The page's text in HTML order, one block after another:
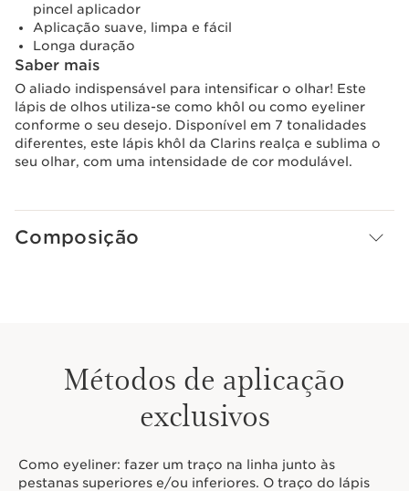
pincel aplicador
Aplicação suave, limpa e fácil
Longa duração
Saber mais
O aliado indispensável para intensificar o olhar! Este
lápis de olhos utiliza-se como khôl ou como eyeliner
conforme o seu desejo. Disponível em 7 tonalidades
diferentes, este lápis khôl da Clarins realça e sublima o
seu olhar, com uma intensidade de cor modulável.
Composição
Métodos de aplicação
exclusivos
Como eyeliner: fazer um traço na linha junto às
pestanas superiores e/ou inferiores. O traço do lápis